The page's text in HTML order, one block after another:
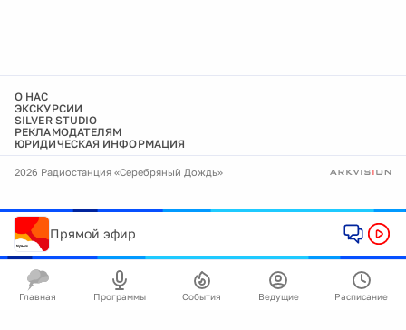
О НАС
ЭКСКУРСИИ
SILVER STUDIO
РЕКЛАМОДАТЕЛЯМ
ЮРИДИЧЕСКАЯ ИНФОРМАЦИЯ
2026 Радиостанция «Серебряный Дождь»
Прямой эфир
Главная Программы События Ведущие Расписание